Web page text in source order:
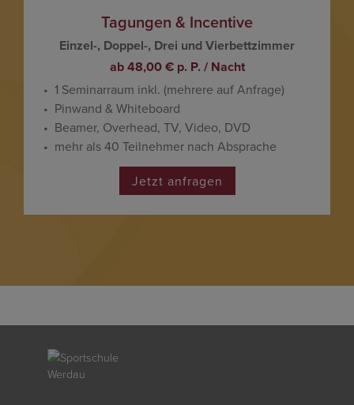
Tagungen & Incentive
Einzel-, Doppel-, Drei und Vierbettzimmer
ab 48,00 € p. P. / Nacht
1 Seminarraum inkl. (mehrere auf Anfrage)
Pinwand & Whiteboard
Beamer, Overhead, TV, Video, DVD
mehr als 40 Teilnehmer nach Absprache
Jetzt anfragen